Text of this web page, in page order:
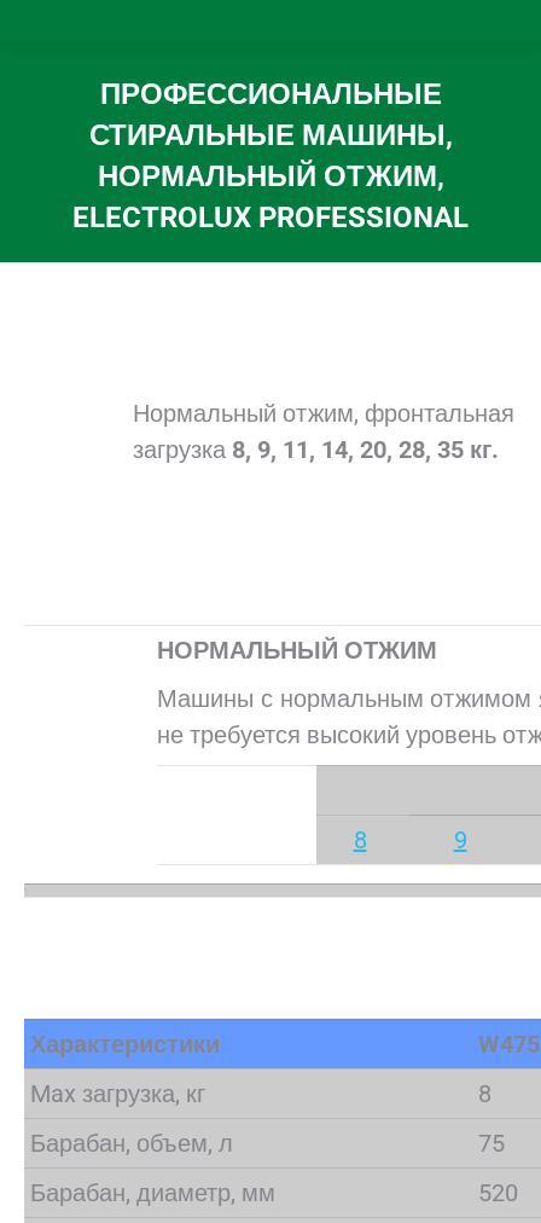
ПРОФЕССИОНАЛЬНЫЕ
СТИРАЛЬНЫЕ МАШИНЫ,
НОРМАЛЬНЫЙ ОТЖИМ,
ELECTROLUX PROFESSIONAL
Вы здесь:
Нормальный отжим, фронтальная
загрузка 8, 9, 11, 14, 20, 28, 35 кг.
НОРМАЛЬНЫЙ ОТЖИМ
Машины с нормальным отжимом
не требуется высокий уровень
8 9
Характеристики
Max загрузка, кг
8
Барабан, объем, л
75
Барабан, диаметр, мм
520